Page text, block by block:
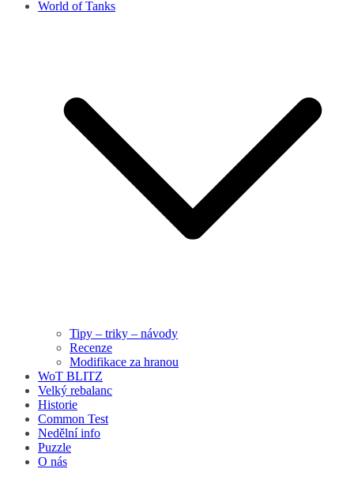
World of Tanks
Tipy – triky – návody
Recenze
Modifikace za hranou
WoT BLITZ
Velký rebalanc
Historie
Common Test
Nedělní info
Puzzle
O nás